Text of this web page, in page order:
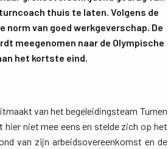
thuis te laten. Volgens de
van goed werkgeverschap. De
meegenomen naar de Olympische
het kortste eind.
van het begeleidingsteam Turnen
hier niet mee eens en stelde zich op het
van zijn arbeidsovereenkomst en de